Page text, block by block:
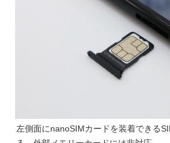
左側面にnanoSIMカードを装着できる